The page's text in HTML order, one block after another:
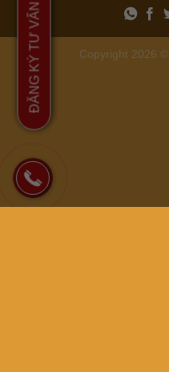
Copyright 2026 ©
ĐĂNG KÝ TƯ VẤN